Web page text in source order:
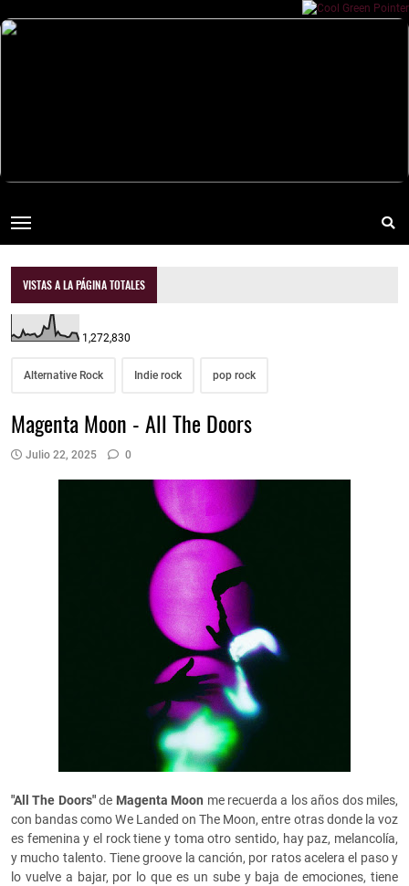
VISTAS A LA PÁGINA TOTALES
1,272,830
Alternative Rock Indie rock pop rock
Magenta Moon - All The Doors
Julio 22, 2025 0
"All The Doors"de Magenta Moon me recuerda a los años dos miles,
con bandas como We Landed on The Moon, entre otras donde la voz
es femenina y el rock tiene y toma otro sentido, hay paz, melancolía,
y mucho talento. Tiene groove la canción, por ratos acelera el paso y
lo vuelve a bajar, por lo que es un sube y baja de emociones, tiene